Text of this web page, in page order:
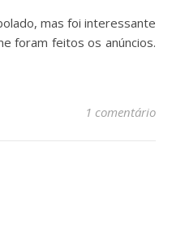
mas foi interessante
foram feitos os anúncios.
1 comentário